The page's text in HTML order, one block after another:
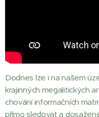
Dodnes lze i na našem
krajinných megalitických
chování informačních
přímo sledovat a